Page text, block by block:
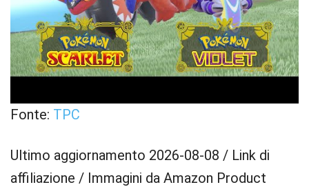
Fonte: TPC
Ultimo aggiornamento 2026-08-08 / Link di
affiliazione / Immagini da Amazon Product